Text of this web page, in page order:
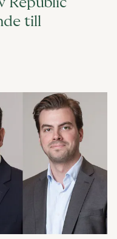
Republic
till